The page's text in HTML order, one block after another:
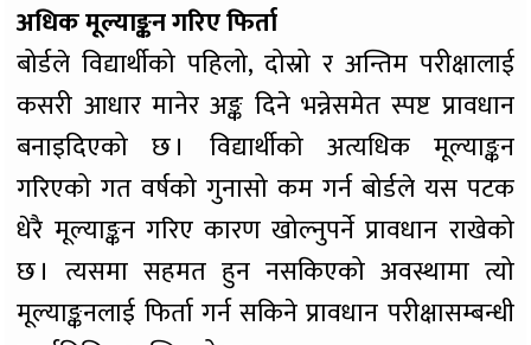
अधिक मूल्याङ्कन गरिए फिर्ता
बोर्डले विद्यार्थीको पहिलो, दोस्रो र अन्तिम परीक्षालाई
कसरी आधार मानेर अङ्क दिने भन्नेसमेत स्पष्ट प्रावधान
बनाइदिएको छ । विद्यार्थीको अत्यधिक मूल्याङ्कन
गरिएको गत वर्षको गुनासो कम गर्न बोर्डले यस पटक
धेरै मूल्याङ्कन गरिए कारण खोल्नुपर्ने प्रावधान राखेको
छ । त्यसमा सहमत हुन नसकिएको अवस्थामा त्यो
मूल्याङ्कनलाई फिर्ता गर्न सकिने प्रावधान परीक्षासम्बन्धी